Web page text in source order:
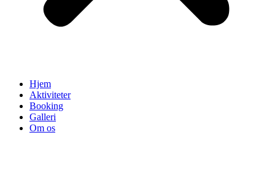
Hjem
Aktiviteter
Booking
Galleri
Om os